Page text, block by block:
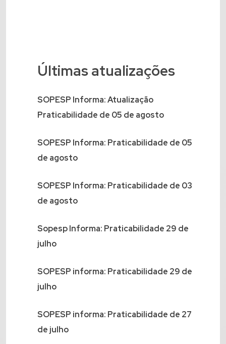
Últimas atualizações
SOPESP Informa: Atualização
Praticabilidade de 05 de agosto
SOPESP Informa: Praticabilidade de 05
de agosto
SOPESP Informa: Praticabilidade de 03
de agosto
Sopesp Informa: Praticabilidade 29 de
julho
SOPESP informa: Praticabilidade 29 de
julho
SOPESP informa: Praticabilidade de 27
de julho